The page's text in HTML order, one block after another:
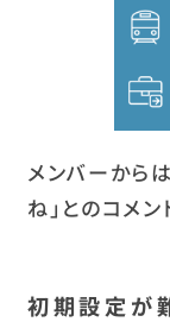
メンバーから
ね」とのコメ
初期設定が